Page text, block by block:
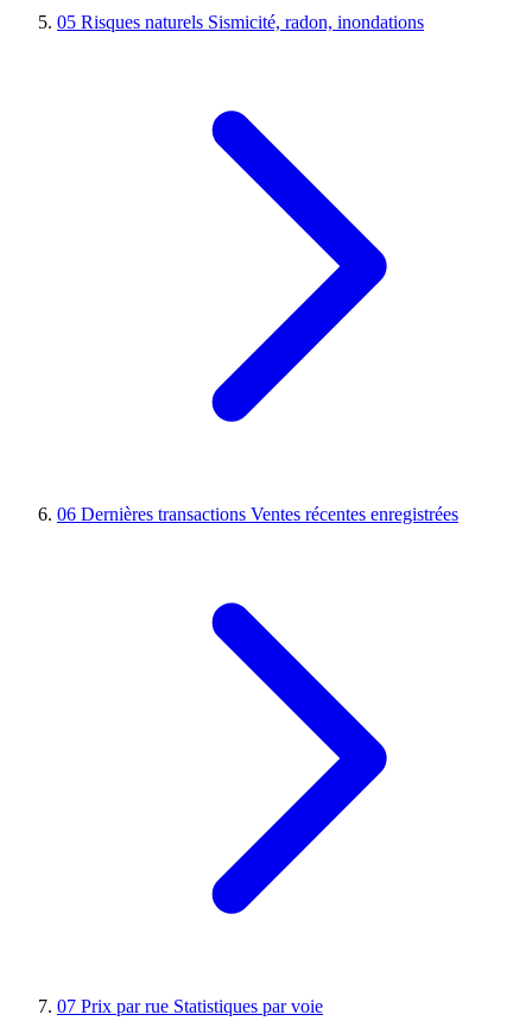
05 Risques naturels Sismicité, radon, inondations
06 Dernières transactions Ventes récentes enregistrées
07 Prix par rue Statistiques par voie